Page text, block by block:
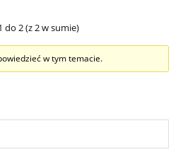
do 2 (z 2 w sumie)
w tym temacie.